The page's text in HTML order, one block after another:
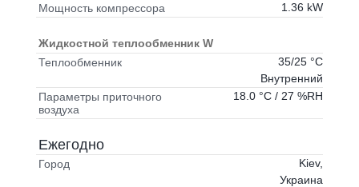
Мощность компрессора 1.36 kW
Жидкостной теплообменник W
Теплообменник
35/25 °C
Внутренний
Параметры приточного
воздуха
18.0 °C / 27 %RH
Ежегодно
Город
Kiev,
Украина